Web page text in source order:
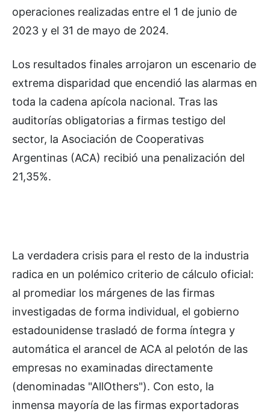
operaciones realizadas entre el 1 de junio de
2023 y el 31 de mayo de 2024.
Los resultados finales arrojaron un escenario de
extrema disparidad que encendió las alarmas en
toda la cadena apícola nacional. Tras las
auditorías obligatorias a firmas testigo del
sector, la Asociación de Cooperativas
Argentinas (ACA) recibió una penalización del
21,35%.
La verdadera crisis para el resto de la industria
radica en un polémico criterio de cálculo oficial:
al promediar los márgenes de las firmas
investigadas de forma individual, el gobierno
estadounidense trasladó de forma íntegra y
automática el arancel de ACA al pelotón de las
empresas no examinadas directamente
(denominadas "AllOthers"). Con esto, la
inmensa mayoría de las firmas exportadoras